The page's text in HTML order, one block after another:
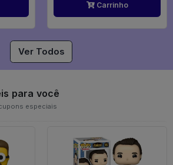
Carrinho
Ver Todos
para você
especiais